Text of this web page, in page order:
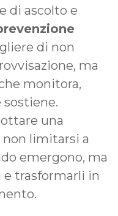
di ascolto e
di non
ma
monitora,
sostiene.
una
limitarsi a
emergono, ma
trasformarli in